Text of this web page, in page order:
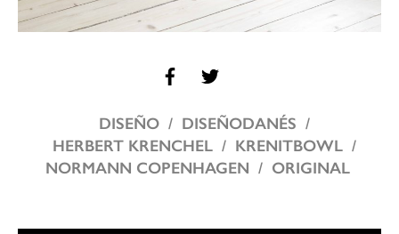
DISEÑO
DISEÑODANÉS
HERBERT KRENCHEL
KRENITBOWL
NORMANN COPENHAGEN
ORIGINAL